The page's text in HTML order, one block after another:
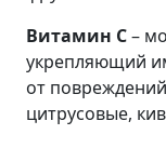
Витамин С–
укрепляющий
от
цитрусовые,